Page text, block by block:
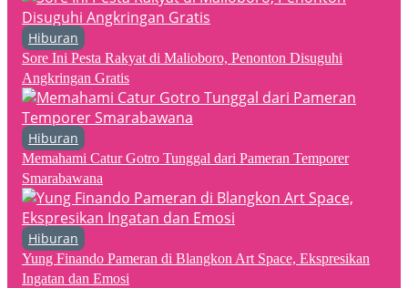
Hiburan
Sore Ini Pesta Rakyat di Malioboro, Penonton Disuguhi
Angkringan Gratis
Hiburan
Memahami Catur Gotro Tunggal dari Pameran Temporer
Smarabawana
Hiburan
Yung Finando Pameran di Blangkon Art Space, Ekspresikan
Ingatan dan Emosi